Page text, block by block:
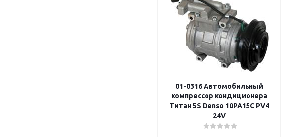
01-0316 Автомобильный
компрессор кондиционера
Титан 5S Denso 10PA15C PV4
24V